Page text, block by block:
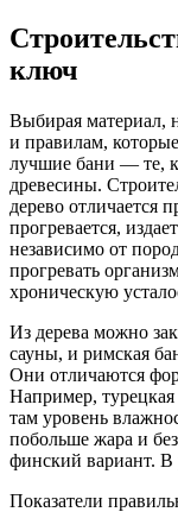
ключ
Выбирая материал,
и правилам,
лучшие бани — те,
древесины.
дерево отличается
прогревается,
независимо от
прогревать
хроническую
Из дерева можно
сауны, и римская
Они отличаются
Например, турецкая
там уровень
побольше жара и
финский вариант. В
Показатели